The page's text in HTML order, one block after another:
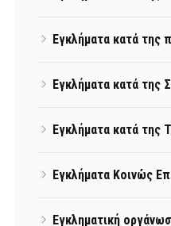
Εγκλήματα κατά της
Εγκλήματα κατά της
Εγκλήματα κατά της
Εγκλήματα Κοινώς
Εγκληματική